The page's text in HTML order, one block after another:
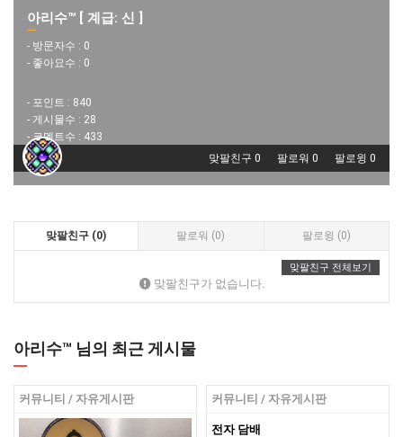
아리수™ [ 계급: 신 ]
- 방문자수 : 0
- 좋아요수 : 0
- 포인트 : 840
- 게시물수 : 28
- 코멘트수 : 433
맞팔친구 0
팔로워 0 팔로윙 0
맞팔친구 (0) 팔로워 (0) 팔로윙 (0)
맞팔친구 전체보기
맞팔친구가 없습니다.
아리수™ 님의 최근 게시물
커뮤니티 / 자유게시판 커뮤니티 / 자유게시판
전자 담배